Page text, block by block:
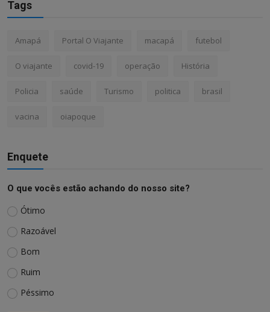
Tags
Amapá Portal O Viajante macapá futebol
O viajante covid-19 operação História
Policia saúde Turismo politica brasil
vacina oiapoque
Enquete
O que vocês estão achando do nosso site?
Ótimo
Razoável
Bom
Ruim
Péssimo